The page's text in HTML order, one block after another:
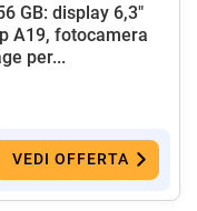
GB: display 6,3"
A19, fotocamera
per...
VEDI OFFERTA